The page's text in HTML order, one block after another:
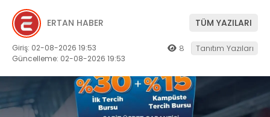
ERTAN HABER TÜM YAZILARI
Giriş: 02-08-2026 19:53
Güncelleme: 02-08-2026 19:53
8 Tanıtım Yazıları